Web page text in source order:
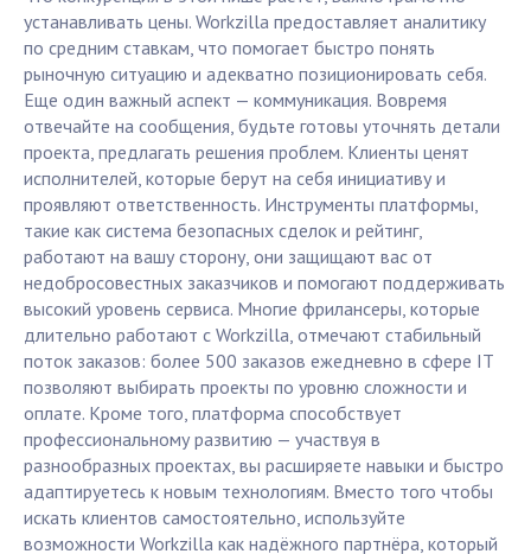
устанавливать цены. Workzilla предоставляет аналитику
по средним ставкам, что помогает быстро понять
рыночную ситуацию и адекватно позиционировать себя.
Еще один важный аспект — коммуникация. Вовремя
отвечайте на сообщения, будьте готовы уточнять детали
проекта, предлагать решения проблем. Клиенты ценят
исполнителей, которые берут на себя инициативу и
проявляют ответственность. Инструменты платформы,
такие как система безопасных сделок и рейтинг,
работают на вашу сторону, они защищают вас от
недобросовестных заказчиков и помогают поддерживать
высокий уровень сервиса. Многие фрилансеры, которые
длительно работают с Workzilla, отмечают стабильный
поток заказов: более 500 заказов ежедневно в сфере IT
позволяют выбирать проекты по уровню сложности и
оплате. Кроме того, платформа способствует
профессиональному развитию — участвуя в
разнообразных проектах, вы расширяете навыки и быстро
адаптируетесь к новым технологиям. Вместо того чтобы
искать клиентов самостоятельно, используйте
возможности Workzilla как надёжного партнёра, который